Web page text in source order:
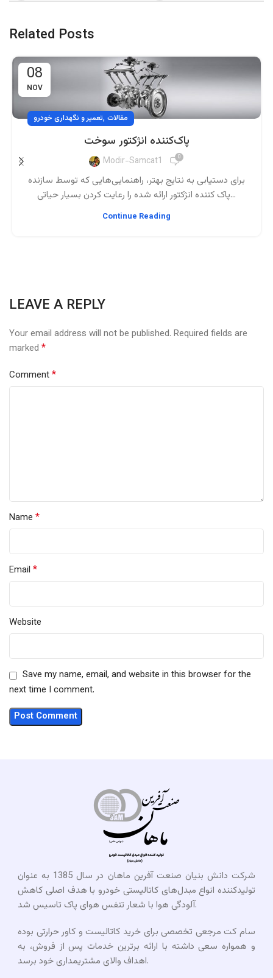
Related Posts
08
NOV
تعمیر و نگهداری خودرو, مقالات
پاک‌کننده انژکتور سوخت
Modir-Samcat1 0
برای دستیابی به نتایج بهتر، راهنمایی‌هایی که توسط سازنده
پاک کننده انژکتور ارائه شده را رعایت کردن بسیار حیاتی...
Continue Reading
LEAVE A REPLY
Your email address will not be published. Required fields are
marked *
Comment*
Name *
Email *
Website
Save my name, email, and website in this browser for the
next time I comment.
شرکت دانش بنیان صنعت آفرین ماهان در سال 1385 به عنوان
تولیدکننده انواع مبدل‌های کاتالیستی خودرو با هدف اصلی کاهش
آلودگی هوا با شعار تنفس هوای پاک تاسیس شد.
سام کت مرجعی تخصصی برای خرید کاتالیست و کاور حرارتی بوده
و همواره سعی داشته با ارائه برترین خدمات پس از فروش، به
اهداف والای مشتریمداری خود برسد.​